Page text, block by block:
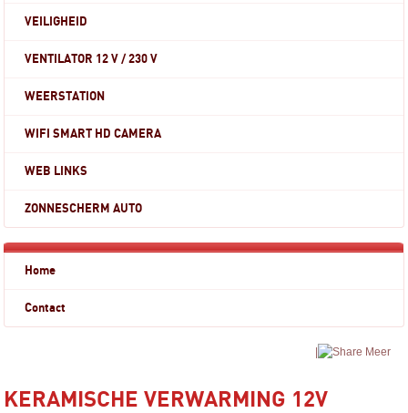
VEILIGHEID
VENTILATOR 12 V / 230 V
WEERSTATION
WIFI SMART HD CAMERA
WEB LINKS
ZONNESCHERM AUTO
Home
Contact
Meer
KERAMISCHE VERWARMING 12V